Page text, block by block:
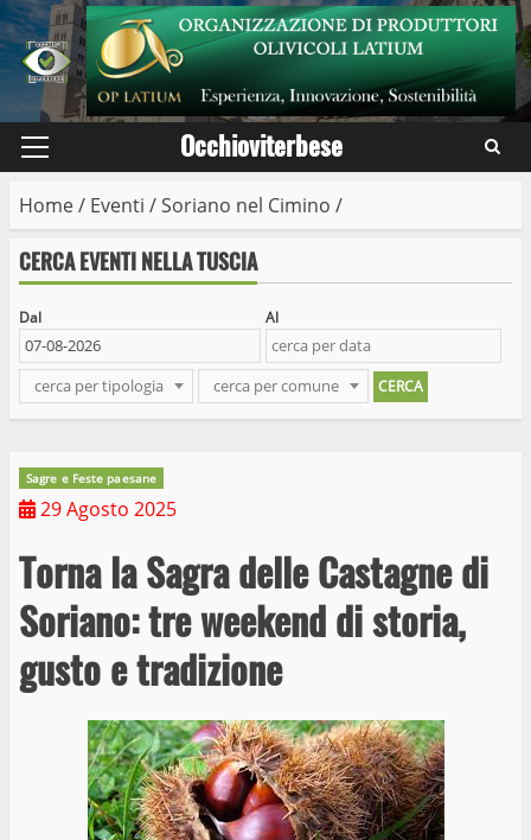
Skip
to
content
Primary
Occhioviterbese
Home/ Eventi /Soriano nel Cimino /
CERCA EVENTI NELLA TUSCIA
Dal Al
cerca per tipologia cerca per comune
Sagre e Feste paesane
29 Agosto 2025
Torna la Sagra delle Castagne di
Soriano: tre weekend di storia,
gusto e tradizione